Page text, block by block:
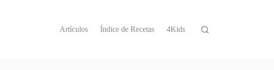
Artículos Índice de Recetas 4Kids